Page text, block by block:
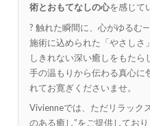
術とおもてなしの心を感じて
? 触れた瞬間に、心がゆるむ
施術に込められた「やさしさ
しきれない深い癒しをもたら
手の温もりから伝わる真心に
れてお寛ぎくださいませ。
Vivienneでは、ただリラック
のある癒し”をご提供しており